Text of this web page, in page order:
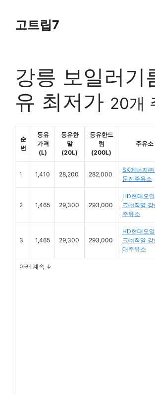
content고트립7
강릉 보일러기
유 최저가 20개
순
번
등유
가격
(L)
등유한
말
(20L)
등유한드
럼
(200L)
주유소
1 1,410 28,200 282,000
SK에너지㈜
문진주유소
2 1,465 29,300 293,000
HD현대오
크㈜직영 강
주유소
3 1,465 29,300 293,000
HD현대오
크㈜직영 강
대주유소
아래 계속 ↓